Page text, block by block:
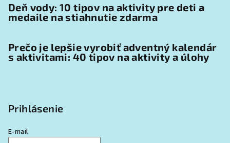
Deň vody: 10 tipov na aktivity pre deti a
medaile na stiahnutie zdarma
Prečo je lepšie vyrobiť adventný kalendár
s aktivitami: 40 tipov na aktivity a úlohy
Prihlásenie
E-mail